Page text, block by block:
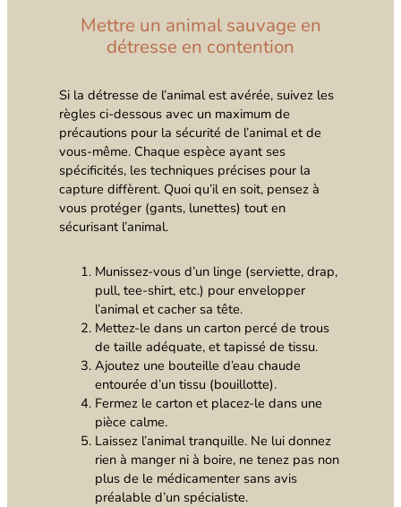
Mettre un animal sauvage en
détresse en contention
Si la détresse de l’animal est avérée, suivez les
règles ci-dessous avec un maximum de
précautions pour la sécurité de l’animal et de
vous-même. Chaque espèce ayant ses
spécificités, les techniques précises pour la
capture diffèrent. Quoi qu’il en soit, pensez à
vous protéger (gants, lunettes) tout en
sécurisant l’animal.
Munissez-vous d’un linge (serviette, drap,
pull, tee-shirt, etc.) pour envelopper
l’animal et cacher sa tête.
Mettez-le dans un carton percé de trous
de taille adéquate, et tapissé de tissu.
Ajoutez une bouteille d’eau chaude
entourée d’un tissu (bouillotte).
Fermez le carton et placez-le dans une
pièce calme.
Laissez l’animal tranquille. Ne lui donnez
rien à manger ni à boire, ne tenez pas non
plus de le médicamenter sans avis
préalable d’un spécialiste.